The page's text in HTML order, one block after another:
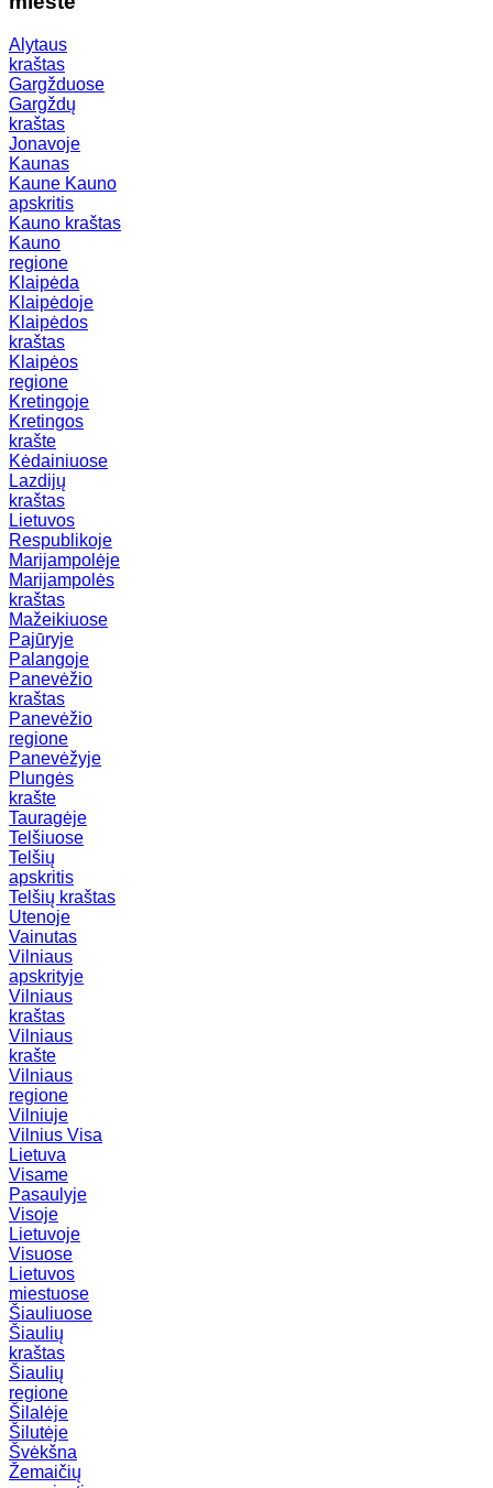
Alytaus
kraštas
Gargžduose
Gargždų
kraštas
Jonavoje
Kaunas
Kaune Kauno
apskritis
Kauno kraštas
Kauno
regione
Klaipėda
Klaipėdoje
Klaipėdos
kraštas
Klaipėos
regione
Kretingoje
Kretingos
krašte
Kėdainiuose
Lazdijų
kraštas
Lietuvos
Respublikoje
Marijampolėje
Marijampolės
kraštas
Mažeikiuose
Pajūryje
Palangoje
Panevėžio
kraštas
Panevėžio
regione
Panevėžyje
Plungės
krašte
Tauragėje
Telšiuose
Telšių
apskritis
Telšių kraštas
Utenoje
Vainutas
Vilniaus
apskrityje
Vilniaus
kraštas
Vilniaus
krašte
Vilniaus
regione
Vilniuje
Vilnius Visa
Lietuva
Visame
Pasaulyje
Visoje
Lietuvoje
Visuose
Lietuvos
miestuose
Šiauliuose
Šiaulių
kraštas
Šiaulių
regione
Šilalėje
Šilutėje
Švėkšna
Žemaičių